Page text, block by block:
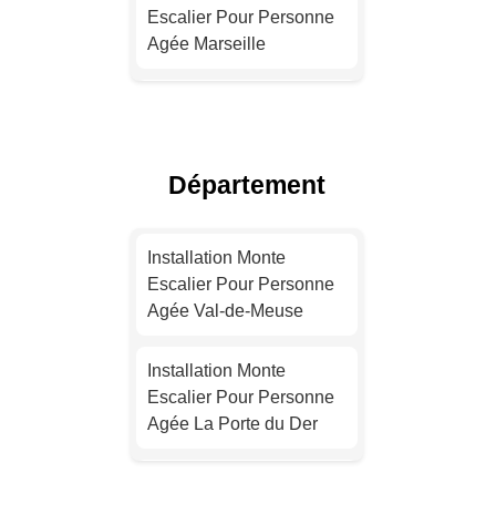
Escalier Pour Personne
Agée Marseille
Agée Toulouse
Agée Nice
Département
Installation Monte
Escalier Pour Personne
Agée Val-de-Meuse
Installation Monte
Escalier Pour Personne
Agée La Porte du Der